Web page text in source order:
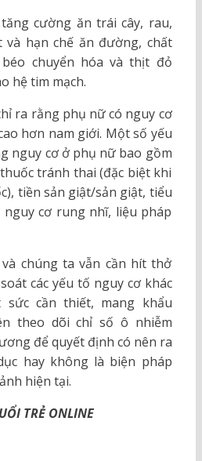
cường ăn trái cây, rau,
và hạn chế ăn đường, chất
chuyển hóa và thịt đỏ
hệ tim mạch.
ra rằng phụ nữ có nguy cơ
hơn nam giới. Một số yếu
nguy cơ ở phụ nữ bao gồm
tránh thai (đặc biệt khi
tiền sản giật/sản giật, tiểu
cơ rung nhĩ, liệu pháp
chúng ta vẫn cần hít thở
các yếu tố nguy cơ khác
cần thiết, mang khẩu
theo dõi chỉ số ô nhiễm
để quyết định có nên ra
hay không là biện pháp
hiện tại.
TRẺ ONLINE